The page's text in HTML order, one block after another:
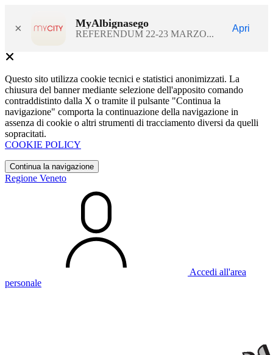
× MyAlbignasego
REFERENDUM 22-23 MARZO...
Apri
Questo sito utilizza cookie tecnici e statistici anonimizzati. La
chiusura del banner mediante selezione dell'apposito comando
contraddistinto dalla X o tramite il pulsante "Continua la
navigazione" comporta la continuazione della navigazione in
assenza di cookie o altri strumenti di tracciamento diversi da quelli
sopracitati.
COOKIE POLICY
Continua la navigazione
Regione Veneto
Accedi all'area
personale